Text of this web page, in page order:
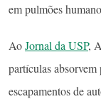
em pulmões
AoJornal da USP,
partículas absorvem
escapamentos de